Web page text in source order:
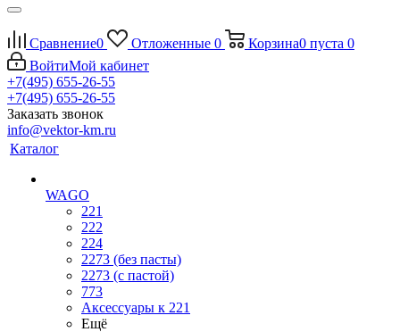
Сравнение0 Отложенные 0 Корзина0 пуста 0
ВойтиМой кабинет
+7(495) 655-26-55
+7(495) 655-26-55
Заказать звонок
info@vektor-km.ru
Каталог
WAGO
221
222
224
2273 (без пасты)
2273 (с пастой)
773
Аксессуары к 221
Ещё